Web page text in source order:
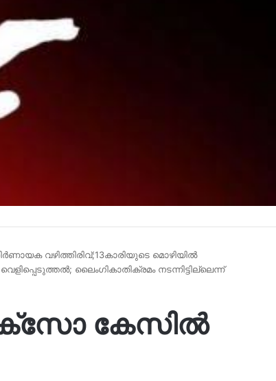
വഴിത്തിരിവ്;13കാരിയുടെ മൊഴിയിൽ
ലൈംഗികാതിക്രമം നടന്നിട്ടില്ലെന്ന്
കേസിൽ